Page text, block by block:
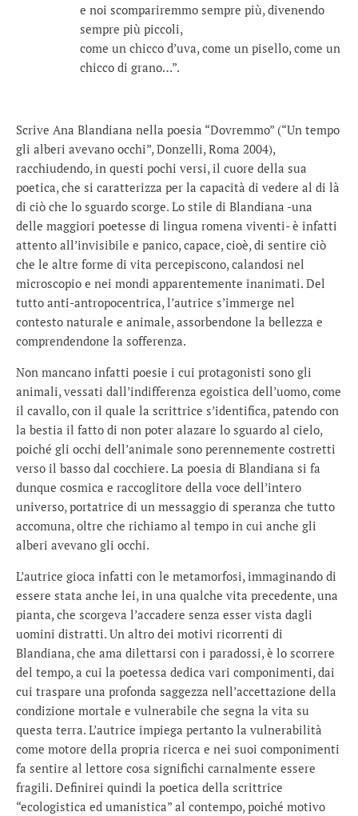
e noi scompariremmo sempre più, divenendo
sempre più piccoli,
come un chicco d’uva, come un pisello, come un
chicco di grano…”.
Scrive Ana Blandiana nella poesia “Dovremmo” (“Un tempo
gli alberi avevano occhi”, Donzelli, Roma 2004),
racchiudendo, in questi pochi versi, il cuore della sua
poetica, che si caratterizza per la capacità di vedere al di là
di ciò che lo sguardo scorge. Lo stile di Blandiana -una
delle maggiori poetesse di lingua romena viventi- è infatti
attento all’invisibile e panico, capace, cioè, di sentire ciò
che le altre forme di vita percepiscono, calandosi nel
microscopio e nei mondi apparentemente inanimati. Del
tutto anti-antropocentrica, l’autrice s’immerge nel
contesto naturale e animale, assorbendone la bellezza e
comprendendone la sofferenza.
Non mancano infatti poesie i cui protagonisti sono gli
animali, vessati dall’indifferenza egoistica dell’uomo, come
il cavallo, con il quale la scrittrice s’identifica, patendo con
la bestia il fatto di non poter alazare lo sguardo al cielo,
poiché gli occhi dell’animale sono perennemente costretti
verso il basso dal cocchiere. La poesia di Blandiana si fa
dunque cosmica e raccoglitore della voce dell’intero
universo, portatrice di un messaggio di speranza che tutto
accomuna, oltre che richiamo al tempo in cui anche gli
alberi avevano gli occhi.
L’autrice gioca infatti con le metamorfosi, immaginando di
essere stata anche lei, in una qualche vita precedente, una
pianta, che scorgeva l’accadere senza esser vista dagli
uomini distratti. Un altro dei motivi ricorrenti di
Blandiana, che ama dilettarsi con i paradossi, è lo scorrere
del tempo, a cui la poetessa dedica vari componimenti, dai
cui traspare una profonda saggezza nell’accettazione della
condizione mortale e vulnerabile che segna la vita su
questa terra. L’autrice impiega pertanto la vulnerabilità
come motore della propria ricerca e nei suoi componimenti
fa sentire al lettore cosa significhi carnalmente essere
fragili. Definirei quindi la poetica della scrittrice
“ecologistica ed umanistica” al contempo, poiché motivo